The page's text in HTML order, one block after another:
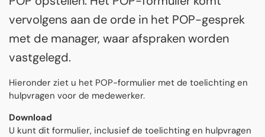
vervolgens aan de orde in het POP-gesprek
met de manager, waar afspraken worden
vastgelegd.
Hieronder ziet u het POP-formulier met de toelichting en
hulpvragen voor de medewerker.
Download
U kunt dit formulier, inclusief de toelichting en hulpvragen